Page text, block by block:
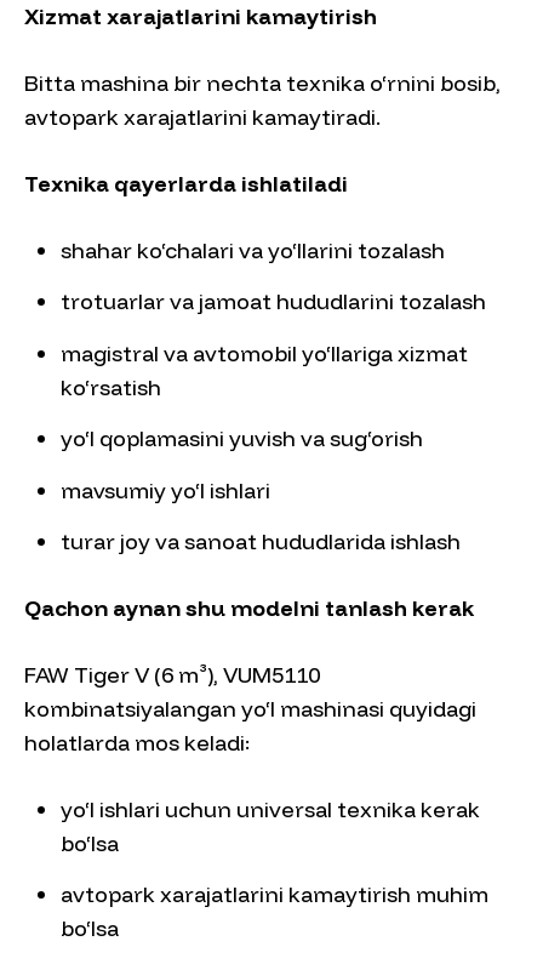
Xizmat xarajatlarini kamaytirish
Bitta mashina bir nechta texnika o‘rnini bosib,
avtopark xarajatlarini kamaytiradi.
Texnika qayerlarda ishlatiladi
shahar ko‘chalari va yo‘llarini tozalash
trotuarlar va jamoat hududlarini tozalash
magistral va avtomobil yo‘llariga xizmat
ko‘rsatish
yo‘l qoplamasini yuvish va sug‘orish
mavsumiy yo‘l ishlari
turar joy va sanoat hududlarida ishlash
Qachon aynan shu modelni tanlash kerak
FAW Tiger V (6 m³), VUM5110
kombinatsiyalangan yo‘l mashinasi quyidagi
holatlarda mos keladi:
yo‘l ishlari uchun universal texnika kerak
bo‘lsa
avtopark xarajatlarini kamaytirish muhim
bo‘lsa